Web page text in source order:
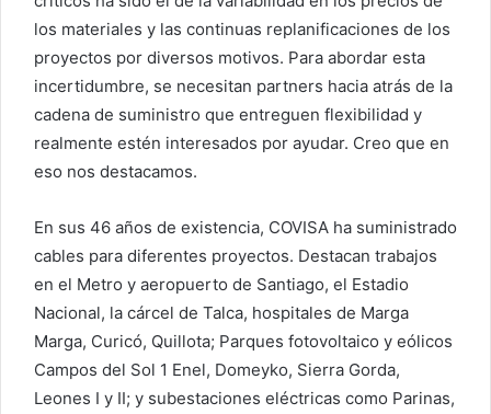
los materiales y las continuas replanificaciones de los
proyectos por diversos motivos. Para abordar esta
incertidumbre, se necesitan partners hacia atrás de la
cadena de suministro que entreguen flexibilidad y
realmente estén interesados por ayudar. Creo que en
eso nos destacamos.
En sus 46 años de existencia, COVISA ha suministrado
cables para diferentes proyectos. Destacan trabajos
en el Metro y aeropuerto de Santiago, el Estadio
Nacional, la cárcel de Talca, hospitales de Marga
Marga, Curicó, Quillota; Parques fotovoltaico y eólicos
Campos del Sol 1 Enel, Domeyko, Sierra Gorda,
Leones I y II; y subestaciones eléctricas como Parinas,